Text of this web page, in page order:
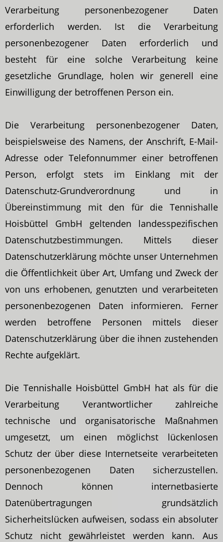
Verarbeitung personenbezogener Daten
erforderlich werden. Ist die Verarbeitung
personenbezogener Daten erforderlich und
besteht für eine solche Verarbeitung keine
gesetzliche Grundlage, holen wir generell eine
Einwilligung der betroffenen Person ein.
Die Verarbeitung personenbezogener Daten,
beispielsweise des Namens, der Anschrift, E-Mail-
Adresse oder Telefonnummer einer betroffenen
Person, erfolgt stets im Einklang mit der
Datenschutz-Grundverordnung und in
Übereinstimmung mit den für die Tennishalle
Hoisbüttel GmbH geltenden landesspezifischen
Datenschutzbestimmungen. Mittels dieser
Datenschutzerklärung möchte unser Unternehmen
die Öffentlichkeit über Art, Umfang und Zweck der
von uns erhobenen, genutzten und verarbeiteten
personenbezogenen Daten informieren. Ferner
werden betroffene Personen mittels dieser
Datenschutzerklärung über die ihnen zustehenden
Rechte aufgeklärt.
Die Tennishalle Hoisbüttel GmbH hat als für die
Verarbeitung Verantwortlicher zahlreiche
technische und organisatorische Maßnahmen
umgesetzt, um einen möglichst lückenlosen
Schutz der über diese Internetseite verarbeiteten
personenbezogenen Daten sicherzustellen.
Dennoch können internetbasierte
Datenübertragungen grundsätzlich
Sicherheitslücken aufweisen, sodass ein absoluter
Schutz nicht gewährleistet werden kann. Aus